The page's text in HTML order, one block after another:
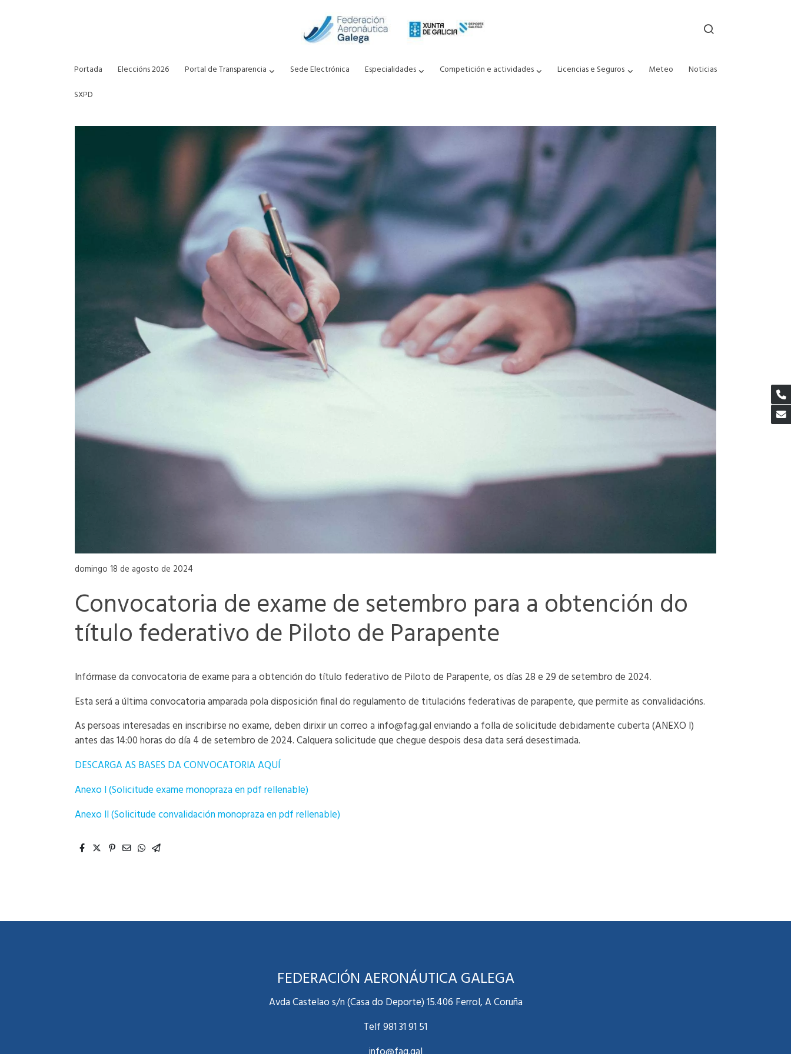
Portada Eleccións 2026 Portal de Transparencia Sede Electrónica Especialidades Competición e actividades Licencias e Seguros Meteo
Noticias
SXPD
domingo 18 de agosto de 2024
Convocatoria de exame de setembro para a obtención do
título federativo de Piloto de Parapente
Infórmase da convocatoria de exame para a obtención do título federativo de Piloto de Parapente, os días 28 e 29 de setembro de 2024.
Esta será a última convocatoria amparada pola disposición final do regulamento de titulacións federativas de parapente, que permite as convalidacións.
As persoas interesadas en inscribirse no exame, deben dirixir un correo a info@fag.gal enviando a folla de solicitude debidamente cuberta (ANEXO I)
antes das 14:00 horas do día 4 de setembro de 2024. Calquera solicitude que chegue despois desa data será desestimada.
DESCARGA AS BASES DA CONVOCATORIA AQUÍ
Anexo I (Solicitude exame monopraza en pdf rellenable)
Anexo II (Solicitude convalidación monopraza en pdf rellenable)
FEDERACIÓN AERONÁUTICA GALEGA
Avda Castelao s/n (Casa do Deporte) 15.406 Ferrol, A Coruña
Telf 981 31 91 51